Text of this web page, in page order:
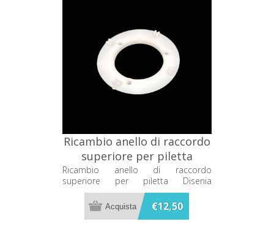
Ricambio anello di raccordo
superiore per piletta
Disenia RCPLRACO1
Ricambio anello di raccordo
superiore per piletta Disenia
RCPLRACO1
€12,50